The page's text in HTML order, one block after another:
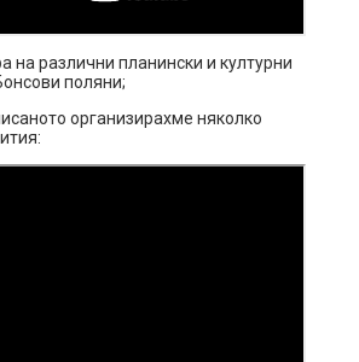
на различни планински и културни
поляни;
организирахме няколко